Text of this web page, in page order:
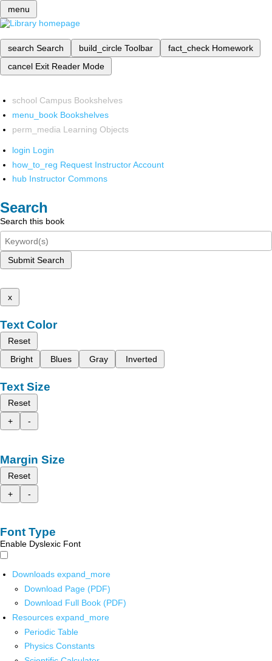
menu
search Search build_circle Toolbar fact_check Homework
cancel Exit Reader Mode
school Campus Bookshelves
menu_book Bookshelves
perm_media Learning Objects
login Login
how_to_reg Request Instructor Account
hub Instructor Commons
Search
Search this book
Submit Search
x
Text Color
Reset
Bright
Blues Gray Inverted
Text Size
Reset
+
-
Margin Size
Reset
+
-
Font Type
Enable Dyslexic Font
Downloads expand_more
Download Page (PDF)
Download Full Book (PDF)
Resources expand_more
Periodic Table
Physics Constants